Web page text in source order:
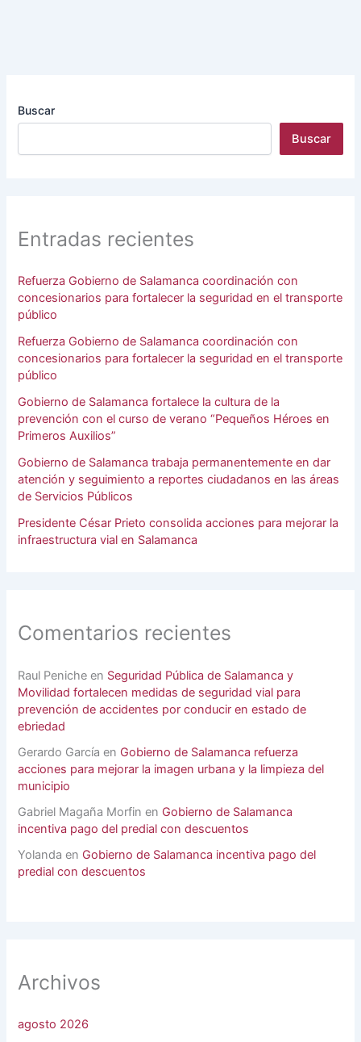
Buscar
Buscar
Entradas recientes
Refuerza Gobierno de Salamanca coordinación con
concesionarios para fortalecer la seguridad en el transporte
público
Refuerza Gobierno de Salamanca coordinación con
concesionarios para fortalecer la seguridad en el transporte
público
Gobierno de Salamanca fortalece la cultura de la
prevención con el curso de verano “Pequeños Héroes en
Primeros Auxilios”
Gobierno de Salamanca trabaja permanentemente en dar
atención y seguimiento a reportes ciudadanos en las áreas
de Servicios Públicos
Presidente César Prieto consolida acciones para mejorar la
infraestructura vial en Salamanca
Comentarios recientes
Raul Peniche en Seguridad Pública de Salamanca y
Movilidad fortalecen medidas de seguridad vial para
prevención de accidentes por conducir en estado de
ebriedad
Gerardo García en Gobierno de Salamanca refuerza
acciones para mejorar la imagen urbana y la limpieza del
municipio
Gabriel Magaña Morfin en Gobierno de Salamanca
incentiva pago del predial con descuentos
Yolanda en Gobierno de Salamanca incentiva pago del
predial con descuentos
Archivos
agosto 2026